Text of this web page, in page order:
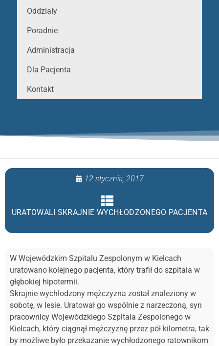
Oddziały
Poradnie
Administracja
Dla Pacjenta
Kontakt
12 stycznia, 2017
URATOWALI SKRAJNIE WYCHŁODZONEGO PACJENTA
W Wojewódzkim Szpitalu Zespolonym w Kielcach
uratowano kolejnego pacjenta, który trafił do szpitala w
głębokiej hipotermii.
Skrajnie wychłodzony mężczyzna został znaleziony w
sobotę, w lesie. Uratował go wspólnie z narzeczoną, syn
pracownicy Wojewódzkiego Szpitala Zespolonego w
Kielcach, który ciągnął mężczyznę przez pół kilometra, tak
by możliwe było przekazanie wychłodzonego ratownikom